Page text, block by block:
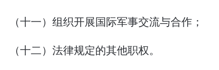
（十一）组织开展国际军事交流与合作；
（十二）法律规定的其他职权。